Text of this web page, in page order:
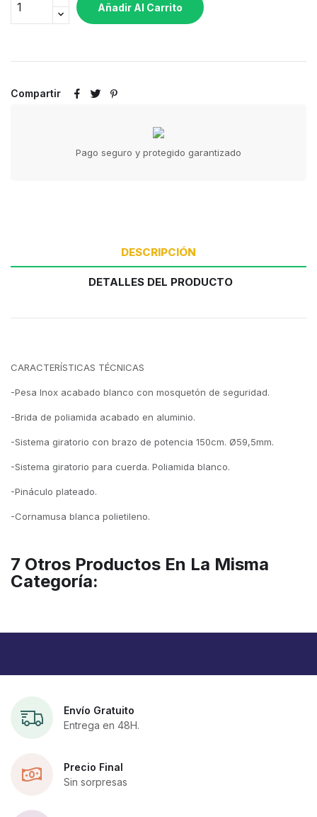
Añadir Al Carrito
Compartir
Pago seguro y protegido garantizado
DESCRIPCIÓN
DETALLES DEL PRODUCTO
CARACTERÍSTICAS TÉCNICAS
-Pesa Inox acabado blanco con mosquetón de seguridad.
-Brida de poliamida acabado en aluminio.
-Sistema giratorio con brazo de potencia 150cm. Ø59,5mm.
-Sistema giratorio para cuerda. Poliamida blanco.
-Pináculo plateado.
-Cornamusa blanca polietileno.
7 Otros Productos En La Misma
Categoría:
Envío Gratuito
Entrega en 48H.
Precio Final
Sin sorpresas